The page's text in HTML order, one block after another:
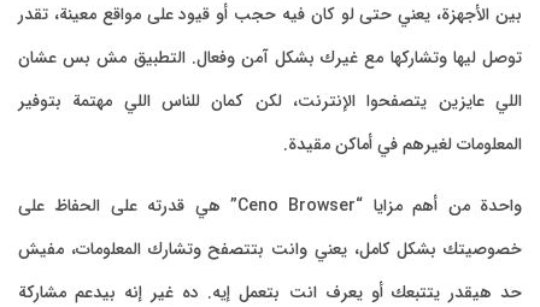
الأجهزة، يعني حتى لو كان فيه حجب أو قيود على مواقع معينة، تقدر
ليها وتشاركها مع غيرك بشكل آمن وفعال. التطبيق مش بس عشان
عايزين يتصفحوا الإنترنت، لكن كمان للناس اللي مهتمة بتوفير
لغيرهم في أماكن مقيدة.
واحدة من أهم مزايا “Ceno Browser” هي قدرته على الحفاظ على
بشكل كامل، يعني وانت بتتصفح وتشارك المعلومات، مفيش
هيقدر يتتبعك أو يعرف انت بتعمل إيه. ده غير إنه بيدعم مشاركة